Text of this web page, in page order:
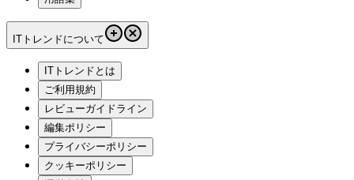
ITトレンドについて
ITトレンドとは
ご利用規約
レビューガイドライン
編集ポリシー
プライバシーポリシー
クッキーポリシー